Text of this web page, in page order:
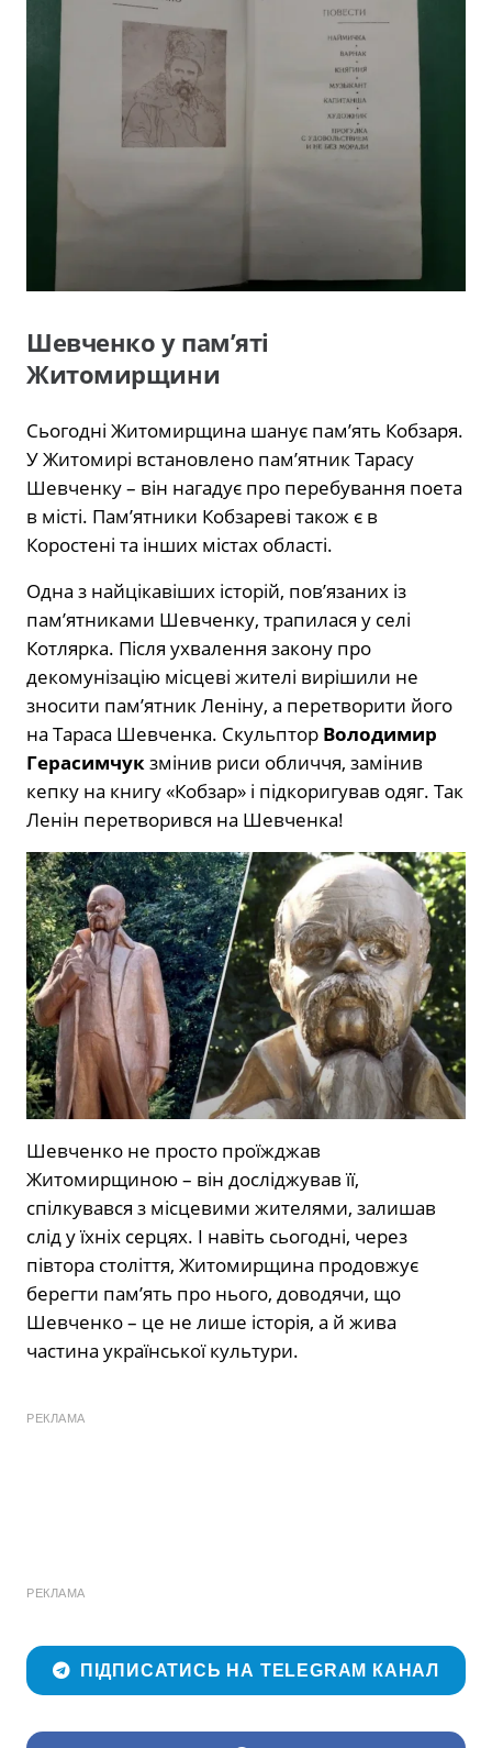
Шевченко у пам’яті
Житомирщини
Сьогодні Житомирщина шанує пам’ять Кобзаря.
У Житомирі встановлено пам’ятник Тарасу
Шевченку – він нагадує про перебування поета
в місті. Пам’ятники Кобзареві також є в
Коростені та інших містах області.
Одна з найцікавіших історій, пов’язаних із
пам’ятниками Шевченку, трапилася у селі
Котлярка. Після ухвалення закону про
декомунізацію місцеві жителі вирішили не
зносити пам’ятник Леніну, а перетворити його
на Тараса Шевченка. Скульптор Володимир
Герасимчукзмінив риси обличчя, замінив
кепку на книгу «Кобзар» і підкоригував одяг. Так
Ленін перетворився на Шевченка!
Шевченко не просто проїжджав
Житомирщиною – він досліджував її,
спілкувався з місцевими жителями, залишав
слід у їхніх серцях. І навіть сьогодні, через
півтора століття, Житомирщина продовжує
берегти пам’ять про нього, доводячи, що
Шевченко – це не лише історія, а й жива
частина української культури.
РЕКЛАМА
РЕКЛАМА
ПІДПИСАТИСЬ НА TELEGRAM КАНАЛ